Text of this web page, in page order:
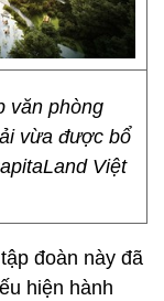
văn phòng
vừa được bổ
Việt
đoàn này đã
hiện hành